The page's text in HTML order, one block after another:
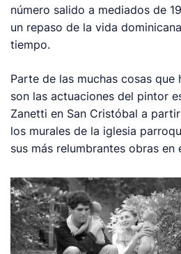
número salido a mediados de
un repaso de la vida
tiempo.
Parte de las muchas cosas
son las actuaciones del pintor
Zanetti en San Cristóbal a
los murales de la iglesia
sus más relumbrantes obras en